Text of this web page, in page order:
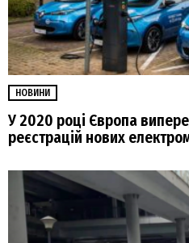
НОВИНИ
У 2020 році Європа
реєстрацій нових